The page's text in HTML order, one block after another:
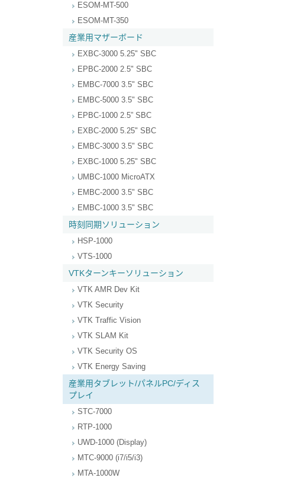
ESOM-MT-500
ESOM-MT-350
産業用マザーボード
EXBC-3000 5.25" SBC
EPBC-2000 2.5" SBC
EMBC-7000 3.5" SBC
EMBC-5000 3.5" SBC
EPBC-1000 2.5” SBC
EXBC-2000 5.25" SBC
EMBC-3000 3.5" SBC
EXBC-1000 5.25" SBC
UMBC-1000 MicroATX
EMBC-2000 3.5" SBC
EMBC-1000 3.5" SBC
時刻同期ソリューション
HSP-1000
VTS-1000
VTKターンキーソリューション
VTK AMR Dev Kit
VTK Security
VTK Traffic Vision
VTK SLAM Kit
VTK Security OS
VTK Energy Saving
産業用タブレット/パネルPC/ディス
プレイ
STC-7000
RTP-1000
UWD-1000 (Display)
MTC-9000 (i7/i5/i3)
MTA-1000W